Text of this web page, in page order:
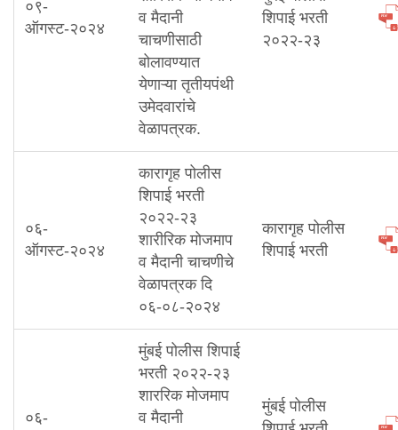
०९-
ऑगस्ट-२०२४
व मैदानी
चाचणीसाठी
बोलावण्यात
येणाऱ्या तृतीयपंथी
उमेदवारांचे
वेळापत्रक.
शिपाई भरती
२०२२-२३
०६-
ऑगस्ट-२०२४
कारागृह पोलीस
शिपाई भरती
२०२२-२३
शारीरिक मोजमाप
व मैदानी चाचणीचे
वेळापत्रक दि
०६-०८-२०२४
कारागृह पोलीस
शिपाई भरती
०६-
मुंबई पोलीस शिपाई
भरती २०२२-२३
शाररिक मोजमाप
व मैदानी
मुंबई पोलीस